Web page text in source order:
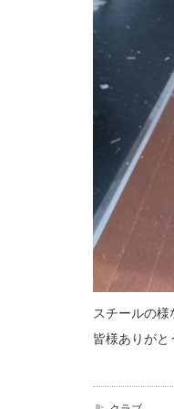
スチールの
皆様ありがと